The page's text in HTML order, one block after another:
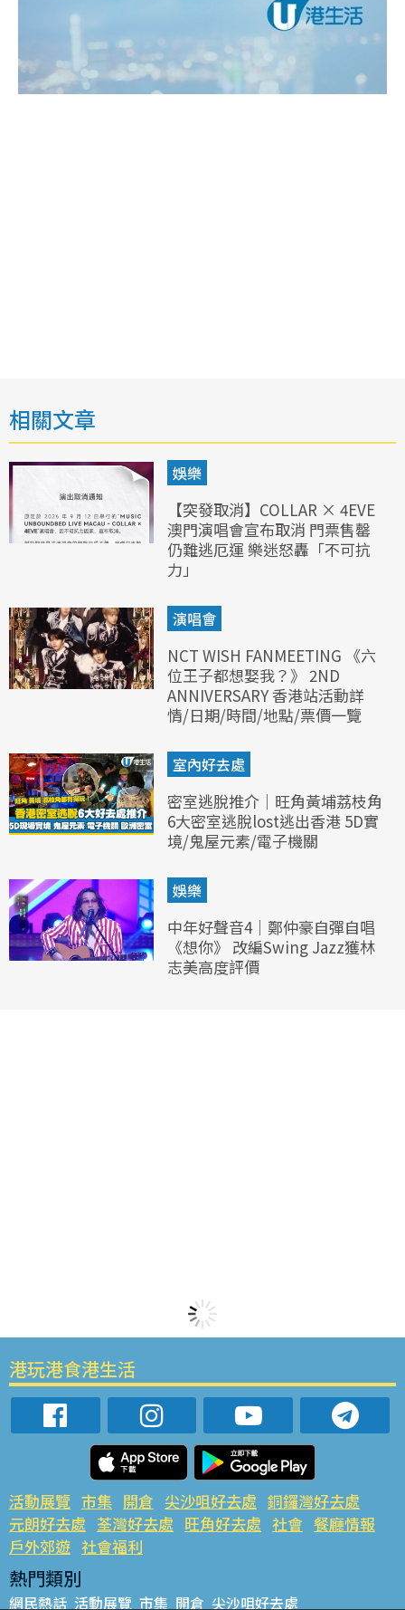
相關文章
娛樂
【突發取消】COLLAR × 4EVE
澳門演唱會宣布取消 門票售罄
仍難逃厄運 樂迷怒轟「不可抗
力」
演唱會
NCT WISH FANMEETING 《六
位王子都想娶我？》 2ND
ANNIVERSARY 香港站活動詳
情/日期/時間/地點/票價一覽
室內好去處
密室逃脫推介｜旺角黃埔荔枝角
6大密室逃脫lost逃出香港 5D實
境/鬼屋元素/電子機關
娛樂
中年好聲音4｜鄭仲豪自彈自唱
《想你》 改編Swing Jazz獲林
志美高度評價
港玩港食港生活
活動展覽 市集 開倉 尖沙咀好去處 銅鑼灣好去處
元朗好去處 荃灣好去處 旺角好去處 社會 餐廳情報
戶外郊遊 社會福利
熱門類別
網民熱話 活動展覽 市集 開倉 尖沙咀好去處